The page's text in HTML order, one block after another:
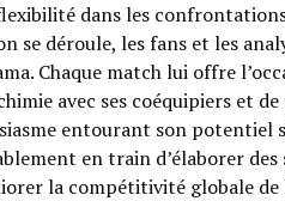
dans les
se déroule, les fans et les
Chaque match lui offre
avec ses coéquipiers et
entourant son potentiel
en train d’élaborer
la compétitivité globale de